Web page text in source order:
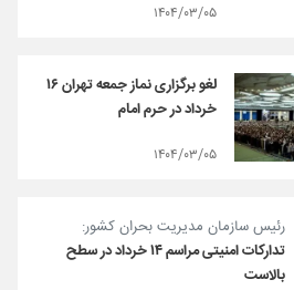
۱۴۰۴/۰۳/۰۵
لغو برگزاری نماز جمعه تهران ۱۶
خرداد در حرم امام
۱۴۰۴/۰۳/۰۵
رئیس سازمان مدیریت بحران کشور:
تدارکات امنیتی مراسم ۱۴ خرداد در سطح
بالاست